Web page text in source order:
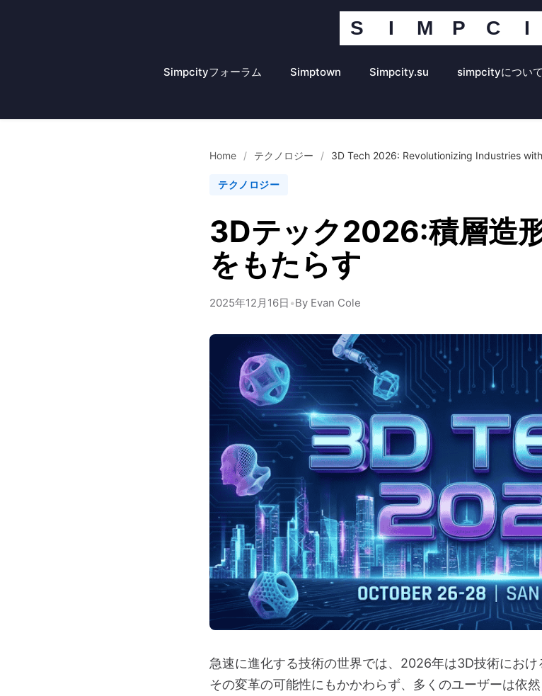
S I M P C I
Simpcity
ミ
テ
ポ
Simpcityフォーラム Simptown Simpcity.su simpcityについて
Home / テクノロジー / 3D Tech 2026: Revolutionizing Industries
テクノロジー
3Dテック2026:積層造
をもたらす
2025年12月16日 •By Evan Cole
急速に進化する技術の世界では、2026年は3D技術におけ
その変革の可能性にもかかわらず、多くのユーザーは依